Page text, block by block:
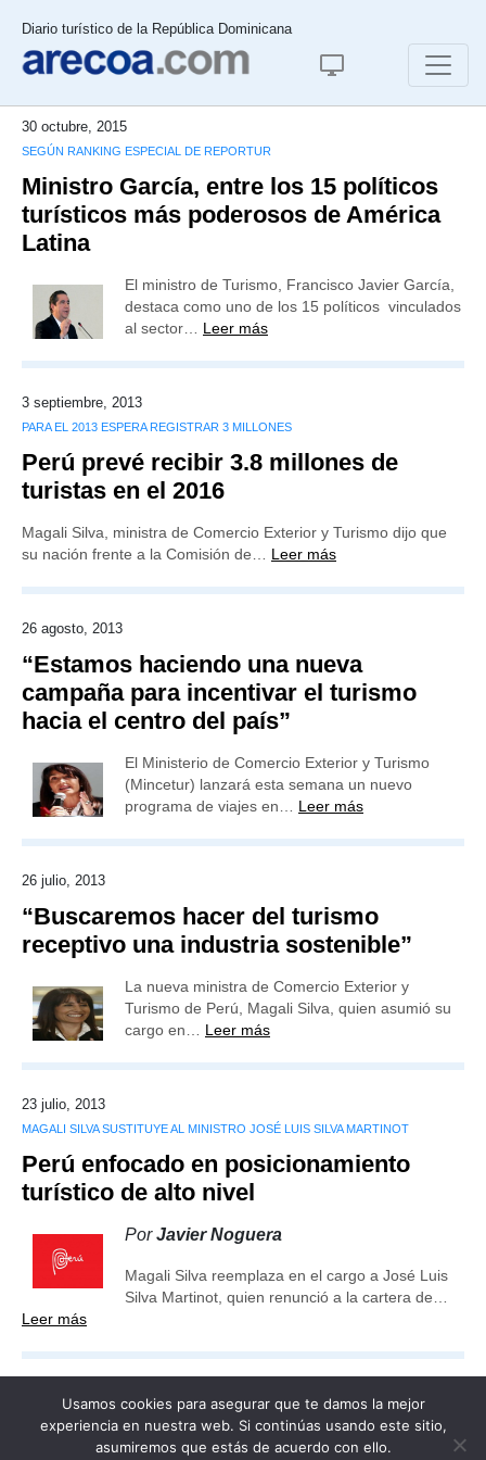
Diario turístico de la República Dominicana
30 octubre, 2015
SEGÚN RANKING ESPECIAL DE REPORTUR
Ministro García, entre los 15 políticos
turísticos más poderosos de América
Latina
El ministro de Turismo, Francisco Javier García,
destaca como uno de los 15 políticos vinculados
al sector… Leer más
3 septiembre, 2013
PARA EL 2013 ESPERA REGISTRAR 3 MILLONES
Perú prevé recibir 3.8 millones de
turistas en el 2016
Magali Silva, ministra de Comercio Exterior y Turismo dijo que
su nación frente a la Comisión de… Leer más
26 agosto, 2013
“Estamos haciendo una nueva
campaña para incentivar el turismo
hacia el centro del país”
El Ministerio de Comercio Exterior y Turismo
(Mincetur) lanzará esta semana un nuevo
programa de viajes en… Leer más
26 julio, 2013
“Buscaremos hacer del turismo
receptivo una industria sostenible”
La nueva ministra de Comercio Exterior y
Turismo de Perú, Magali Silva, quien asumió su
cargo en… Leer más
23 julio, 2013
MAGALI SILVA SUSTITUYE AL MINISTRO JOSÉ LUIS SILVA MARTINOT
Perú enfocado en posicionamiento
turístico de alto nivel
PorJavier Noguera
Magali Silva reemplaza en el cargo a José Luis
Silva Martinot, quien renunció a la cartera de…
Leer más
Usamos cookies para asegurar que te damos la mejor
experiencia en nuestra web. Si continúas usando este sitio,
asumiremos que estás de acuerdo con ello.
Publicidad Redacción Contacto